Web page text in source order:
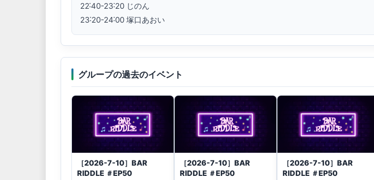
22˸40-23˸20 じのん
23˸20-24˸00 塚口あおい
グループの過去のイベント
［2026-7-10］BAR
RIDDLE ＃EP50
［2026-7-10］BAR
RIDDLE ＃EP50
［2026-7-10］BAR
RIDDLE ＃EP50